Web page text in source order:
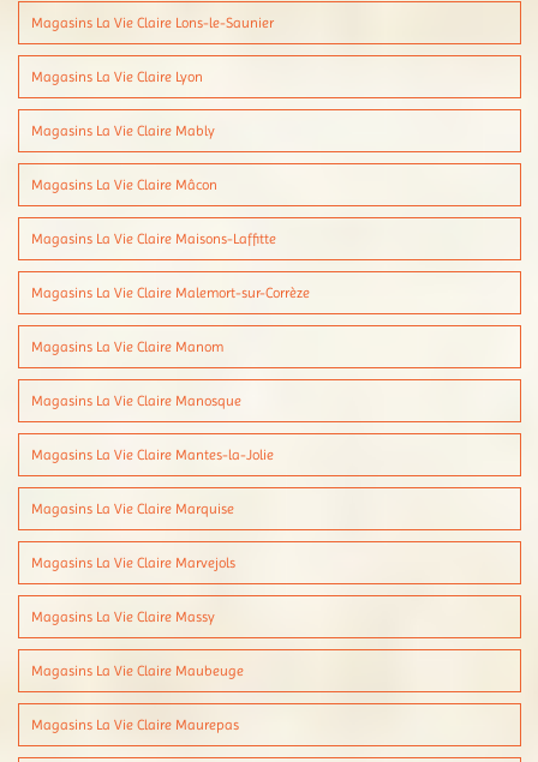
Magasins La Vie Claire Lons-le-Saunier
Magasins La Vie Claire Lyon
Magasins La Vie Claire Mably
Magasins La Vie Claire Mâcon
Magasins La Vie Claire Maisons-Laffitte
Magasins La Vie Claire Malemort-sur-Corrèze
Magasins La Vie Claire Manom
Magasins La Vie Claire Manosque
Magasins La Vie Claire Mantes-la-Jolie
Magasins La Vie Claire Marquise
Magasins La Vie Claire Marvejols
Magasins La Vie Claire Massy
Magasins La Vie Claire Maubeuge
Magasins La Vie Claire Maurepas